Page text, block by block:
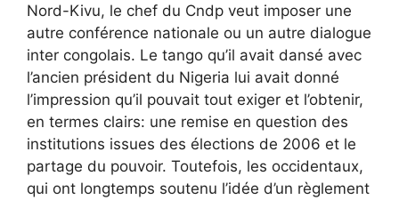
Nord-Kivu, le chef du Cndp veut imposer une
autre conférence nationale ou un autre dialogue
inter congolais. Le tango qu’il avait dansé avec
l’ancien président du Nigeria lui avait donné
l’impression qu’il pouvait tout exiger et l’obtenir,
en termes clairs: une remise en question des
institutions issues des élections de 2006 et le
partage du pouvoir. Toutefois, les occidentaux,
qui ont longtemps soutenu l’idée d’un règlement